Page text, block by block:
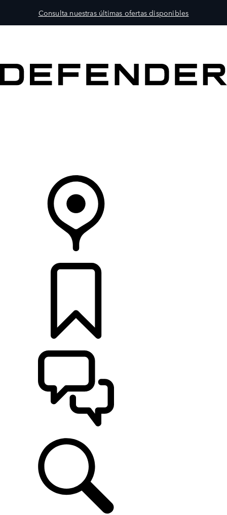
Consulta nuestras últimas ofertas disponibles